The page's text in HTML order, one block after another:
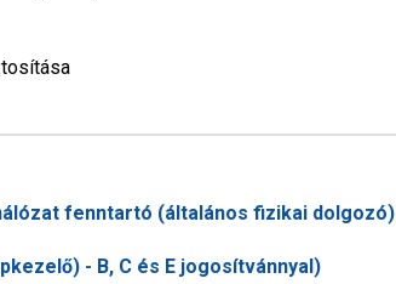
fenntartó (általános fizikai dolgozó)
- B, C és E jogosítvánnyal)